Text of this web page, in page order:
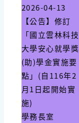
2026-04-13
【公告】修訂
「國立雲林科技
大學安心就學獎
(助)學金實施要
點」(自116年2
月1日起開始實
施)
學務長室